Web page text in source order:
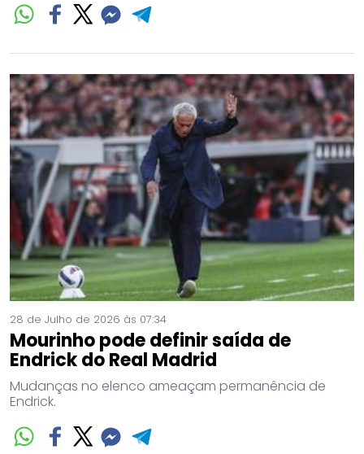
28 de Julho de 2026 às 07:34
Mourinho pode definir saída de
Endrick do Real Madrid
Mudanças no elenco ameaçam permanência de
Endrick.